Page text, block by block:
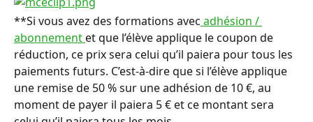
**Si vous avez des formations avec adhésion /
abonnement et que l’élève applique le coupon de
réduction, ce prix sera celui qu’il paiera pour tous les
paiements futurs. C’est-à-dire que si l’élève applique
une remise de 50 % sur une adhésion de 10 €, au
moment de payer il paiera 5 € et ce montant sera